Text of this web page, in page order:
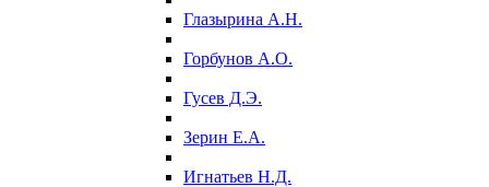
Глазырина А.Н.
Горбунов А.О.
Гусев Д.Э.
Зерин Е.А.
Игнатьев Н.Д.